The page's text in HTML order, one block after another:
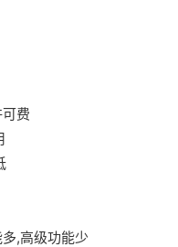
费
,高级功能少